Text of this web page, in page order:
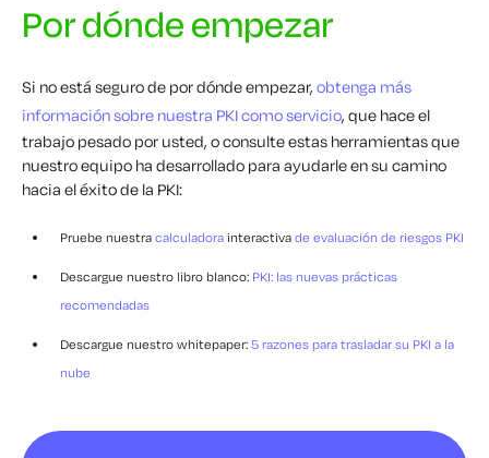
Por dónde empezar
Si no está seguro de por dónde empezar, obtenga más
información sobre nuestra PKI como servicio, que hace el
trabajo pesado por usted, o consulte estas herramientas que
nuestro equipo ha desarrollado para ayudarle en su camino
hacia el éxito de la PKI:
Pruebe nuestra calculadora interactiva de evaluación de riesgos PKI
Descargue nuestro libro blanco: PKI: las nuevas prácticas
recomendadas
Descargue nuestro whitepaper: 5 razones para trasladar su PKI a la
nube